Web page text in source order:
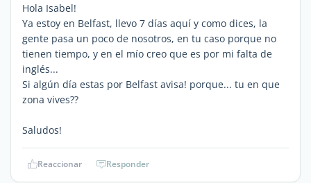
Hola Isabel!
Ya estoy en Belfast, llevo 7 días aquí y como dices, la
gente pasa un poco de nosotros, en tu caso porque no
tienen tiempo, y en el mío creo que es por mi falta de
inglés...
Si algún día estas por Belfast avisa! porque... tu en que
zona vives??
Saludos!
Reaccionar Responder